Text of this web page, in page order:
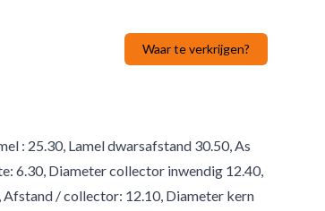
Waar te verkrijgen?
: 25.30, Lamel dwarsafstand 30.50, As
6.30, Diameter collector inwendig 12.40,
/ collector: 12.10, Diameter kern